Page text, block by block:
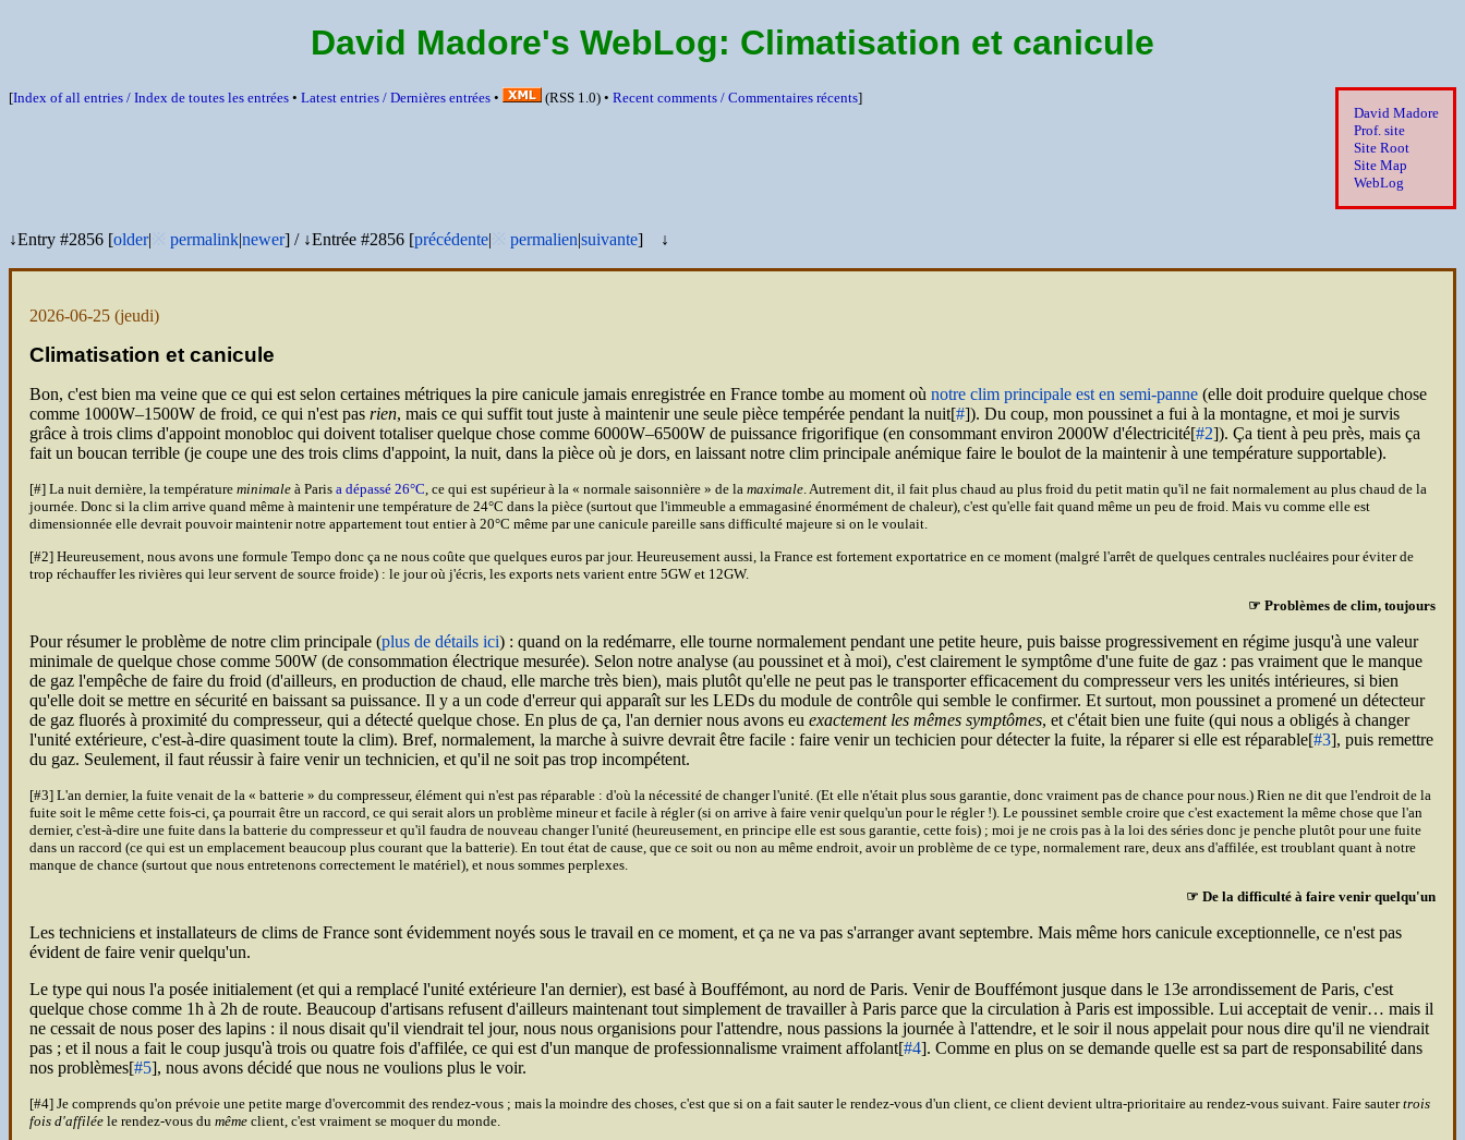
David Madore's WebLog: Climatisation et canicule
David Madore
Prof. site
Site Root
Site Map
WebLog
[Index of all entries / Index de toutes les entrées • Latest entries / Dernières entrées • (RSS 1.0) • Recent comments / Commentaires récents]
↓Entry #2856 [older| permalink|newer] / ↓Entrée #2856 [précédente| permalien|suivante] ↓
2026-06-25 (jeudi)
Climatisation et canicule
Bon, c'est bien ma veine que ce qui est selon certaines métriques la pire canicule jamais enregistrée en France tombe au moment où notre clim principale est en semi-panne (elle doit produire quelque chose
comme 1000W–1500W de froid, ce qui n'est pas rien, mais ce qui suffit tout juste à maintenir une seule pièce tempérée pendant la nuit[#]). Du coup, mon poussinet a fui à la montagne, et moi je survis
grâce à trois clims d'appoint monobloc qui doivent totaliser quelque chose comme 6000W–6500W de puissance frigorifique (en consommant environ 2000W d'électricité[#2]). Ça tient à peu près, mais ça
fait un boucan terrible (je coupe une des trois clims d'appoint, la nuit, dans la pièce où je dors, en laissant notre clim principale anémique faire le boulot de la maintenir à une température supportable).
[#] La nuit dernière, la température minimale à Paris a dépassé 26°C, ce qui est supérieur à la « normale saisonnière » de la maximale. Autrement dit, il fait plus chaud au plus froid du petit matin qu'il ne fait normalement au plus chaud de la
journée. Donc si la clim arrive quand même à maintenir une température de 24°C dans la pièce (surtout que l'immeuble a emmagasiné énormément de chaleur), c'est qu'elle fait quand même un peu de froid. Mais vu comme elle est
dimensionnée elle devrait pouvoir maintenir notre appartement tout entier à 20°C même par une canicule pareille sans difficulté majeure si on le voulait.
[#2] Heureusement, nous avons une formule Tempo donc ça ne nous coûte que quelques euros par jour. Heureusement aussi, la France est fortement exportatrice en ce moment (malgré l'arrêt de quelques centrales nucléaires pour éviter de
trop réchauffer les rivières qui leur servent de source froide) : le jour où j'écris, les exports nets varient entre 5GW et 12GW.
☞ Problèmes de clim, toujours
Pour résumer le problème de notre clim principale (plus de détails ici) : quand on la redémarre, elle tourne normalement pendant une petite heure, puis baisse progressivement en régime jusqu'à une valeur
minimale de quelque chose comme 500W (de consommation électrique mesurée). Selon notre analyse (au poussinet et à moi), c'est clairement le symptôme d'une fuite de gaz : pas vraiment que le manque
de gaz l'empêche de faire du froid (d'ailleurs, en production de chaud, elle marche très bien), mais plutôt qu'elle ne peut pas le transporter efficacement du compresseur vers les unités intérieures, si bien
qu'elle doit se mettre en sécurité en baissant sa puissance. Il y a un code d'erreur qui apparaît sur les LEDs du module de contrôle qui semble le confirmer. Et surtout, mon poussinet a promené un détecteur
de gaz fluorés à proximité du compresseur, qui a détecté quelque chose. En plus de ça, l'an dernier nous avons eu exactement les mêmes symptômes, et c'était bien une fuite (qui nous a obligés à changer
l'unité extérieure, c'est-à-dire quasiment toute la clim). Bref, normalement, la marche à suivre devrait être facile : faire venir un techicien pour détecter la fuite, la réparer si elle est réparable[#3], puis remettre
du gaz. Seulement, il faut réussir à faire venir un technicien, et qu'il ne soit pas trop incompétent.
[#3] L'an dernier, la fuite venait de la « batterie » du compresseur, élément qui n'est pas réparable : d'où la nécessité de changer l'unité. (Et elle n'était plus sous garantie, donc vraiment pas de chance pour nous.) Rien ne dit que l'endroit de la
fuite soit le même cette fois-ci, ça pourrait être un raccord, ce qui serait alors un problème mineur et facile à régler (si on arrive à faire venir quelqu'un pour le régler !). Le poussinet semble croire que c'est exactement la même chose que l'an
dernier, c'est-à-dire une fuite dans la batterie du compresseur et qu'il faudra de nouveau changer l'unité (heureusement, en principe elle est sous garantie, cette fois) ; moi je ne crois pas à la loi des séries donc je penche plutôt pour une fuite
dans un raccord (ce qui est un emplacement beaucoup plus courant que la batterie). En tout état de cause, que ce soit ou non au même endroit, avoir un problème de ce type, normalement rare, deux ans d'affilée, est troublant quant à notre
manque de chance (surtout que nous entretenons correctement le matériel), et nous sommes perplexes.
☞ De la difficulté à faire venir quelqu'un
Les techniciens et installateurs de clims de France sont évidemment noyés sous le travail en ce moment, et ça ne va pas s'arranger avant septembre. Mais même hors canicule exceptionnelle, ce n'est pas
évident de faire venir quelqu'un.
Le type qui nous l'a posée initialement (et qui a remplacé l'unité extérieure l'an dernier), est basé à Bouffémont, au nord de Paris. Venir de Bouffémont jusque dans le 13e arrondissement de Paris, c'est
quelque chose comme 1h à 2h de route. Beaucoup d'artisans refusent d'ailleurs maintenant tout simplement de travailler à Paris parce que la circulation à Paris est impossible. Lui acceptait de venir… mais il
ne cessait de nous poser des lapins : il nous disait qu'il viendrait tel jour, nous nous organisions pour l'attendre, nous passions la journée à l'attendre, et le soir il nous appelait pour nous dire qu'il ne viendrait
pas ; et il nous a fait le coup jusqu'à trois ou quatre fois d'affilée, ce qui est d'un manque de professionnalisme vraiment affolant[#4]. Comme en plus on se demande quelle est sa part de responsabilité dans
nos problèmes[#5], nous avons décidé que nous ne voulions plus le voir.
[#4] Je comprends qu'on prévoie une petite marge d'overcommit des rendez-vous ; mais la moindre des choses, c'est que si on a fait sauter le rendez-vous d'un client, ce client devient ultra-prioritaire au rendez-vous suivant. Faire sautertrois
fois d'affilée le rendez-vous du même client, c'est vraiment se moquer du monde.